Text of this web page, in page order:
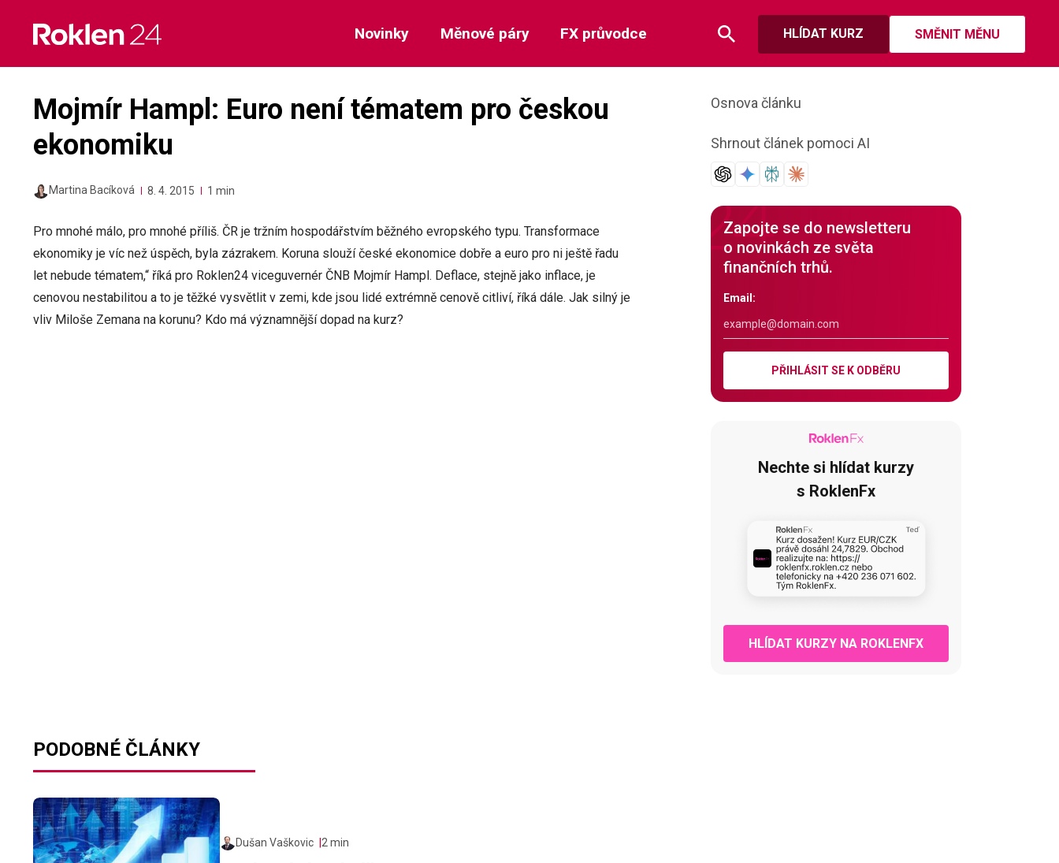
content
HLÍDAT KURZ SMĚNIT MĚNU
Novinky Měnové páry FX průvodce
Mojmír Hampl: Euro není tématem pro českou
ekonomiku
Martina Bacíková 8. 4. 2015 1 min
Pro mnohé málo, pro mnohé příliš. ČR je tržním hospodářstvím běžného evropského typu. Transformace
ekonomiky je víc než úspěch, byla zázrakem. Koruna slouží české ekonomice dobře a euro pro ni ještě řadu
let nebude tématem,“ říká pro Roklen24 viceguvernér ČNB Mojmír Hampl. Deflace, stejně jako inflace, je
cenovou nestabilitou a to je těžké vysvětlit v zemi, kde jsou lidé extrémně cenově citliví, říká dále. Jak silný je
vliv Miloše Zemana na korunu? Kdo má významnější dopad na kurz?
Osnova článku
Shrnout článek pomoci AI
Zapojte se do newsletteru
o novinkách ze světa
finančních trhů.
Email:
PŘIHLÁSIT SE K ODBĚRU
Nechte si hlídat kurzy
s RoklenFx
HLÍDAT KURZY NA ROKLENFX
PODOBNÉ ČLÁNKY
Dušan Vaškovic 2 min